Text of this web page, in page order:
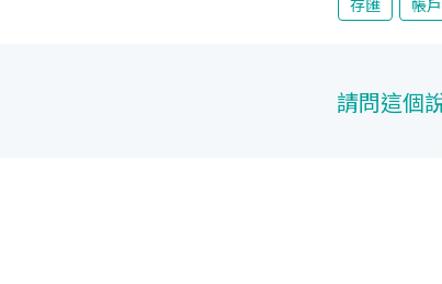
存匯 帳戶
請問這個